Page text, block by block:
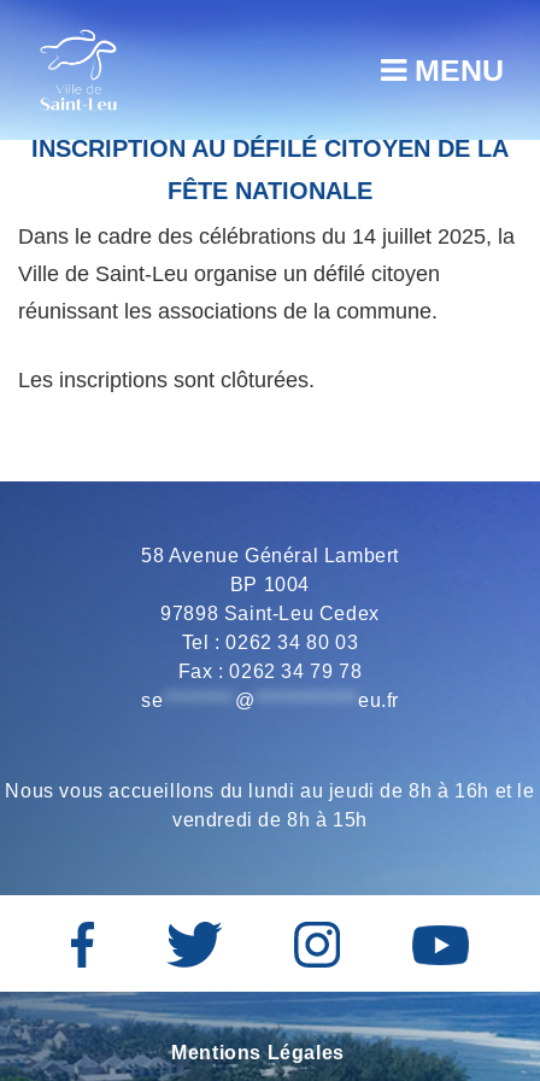
MENU
INSCRIPTION AU DÉFILÉ CITOYEN DE LA
FÊTE NATIONALE
Dans le cadre des célébrations du 14 juillet 2025, la
Ville de Saint-Leu organise un défilé citoyen
réunissant les associations de la commune.
Les inscriptions sont clôturées.
58 Avenue Général Lambert
BP 1004
97898 Saint-Leu Cedex
Tel : 0262 34 80 03
Fax : 0262 34 79 78
se
@ *************eu.fr
Nous vous accueillons du lundi au jeudi de 8h à 16h et le
vendredi de 8h à 15h
Mentions Légales